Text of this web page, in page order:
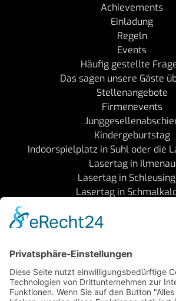
Achievements
Einladung
Regeln
Events
Häufig gestellte
Das sagen unsere Gäste
Stellenangebote
Firmenevents
Kindergeburtstag
Indoorspielplatz in Suhl oder die
Lasertag in Ilmenau
Lasertag in
Lasertag in
Legal
AGB's